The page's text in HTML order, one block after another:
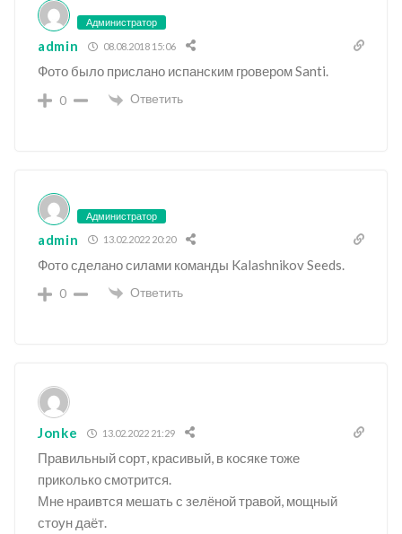
Администратор
admin 08.08.2018 15:06
Фото было прислано испанским гровером Santi.
0 Ответить
Администратор
admin 13.02.2022 20:20
Фото сделано силами команды Kalashnikov Seeds.
0 Ответить
Jonke 13.02.2022 21:29
Правильный сорт, красивый, в косяке тоже
приколько смотрится.
Мне нраивтся мешать с зелёной травой, мощный
стоун даёт.